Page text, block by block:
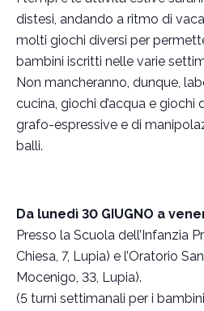
distesi, andando a ritmo di
molti giochi diversi per
bambini iscritti nelle varie
Non mancheranno, dunque,
cucina, giochi d’acqua e giochi
grafo-espressive e di
balli.
Da lunedì 30 GIUGNO a
Presso la Scuola dell’Infanzia
Chiesa, 7, Lupia) e l’Oratorio
Mocenigo, 33, Lupia).
(5 turni settimanali per i